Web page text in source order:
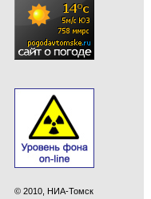
© 2010, НИА-Томск